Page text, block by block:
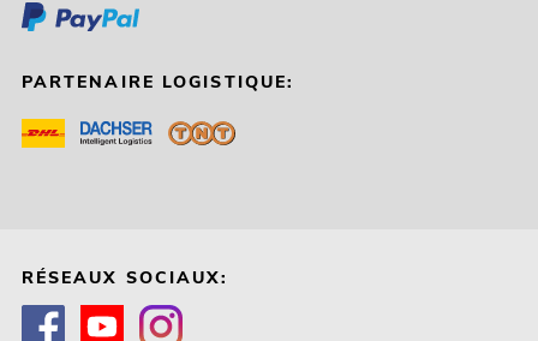
PARTENAIRE LOGISTIQUE:
RÉSEAUX SOCIAUX: